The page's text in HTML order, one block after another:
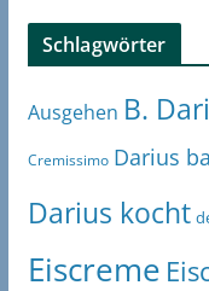
Schlagwörter
Ausgehen B.
Cremissimo Darius
Darius kocht
Eiscreme